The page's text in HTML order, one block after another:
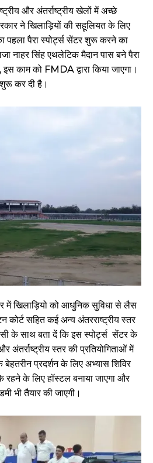
और अंतर्राष्ट्रीय खेलों में अच्छे
ने खिलाड़ियों की सहूलियत के लिए
पहला पैरा स्पोर्ट्स सेंटर शुरू करने का
नाहर सिंह एथलेटिक मैदान पास बने पैरा
काम को FMDA द्वारा किया जाएगा।
कर दी है।
में खिलाड़ियो को आधुनिक सुविधा से लैस
कोर्ट सहित कई अन्य अंतरराष्ट्रीय स्तर
के साथ बता दें कि इस स्पोर्ट्स सेंटर के
अंतर्राष्ट्रीय स्तर की प्रतियोगिताओं में
प्रदर्शन के लिए अभ्यास शिविर
रहने के लिए हॉस्टल बनाया जाएगा और
भी तैयार की जाएगी।